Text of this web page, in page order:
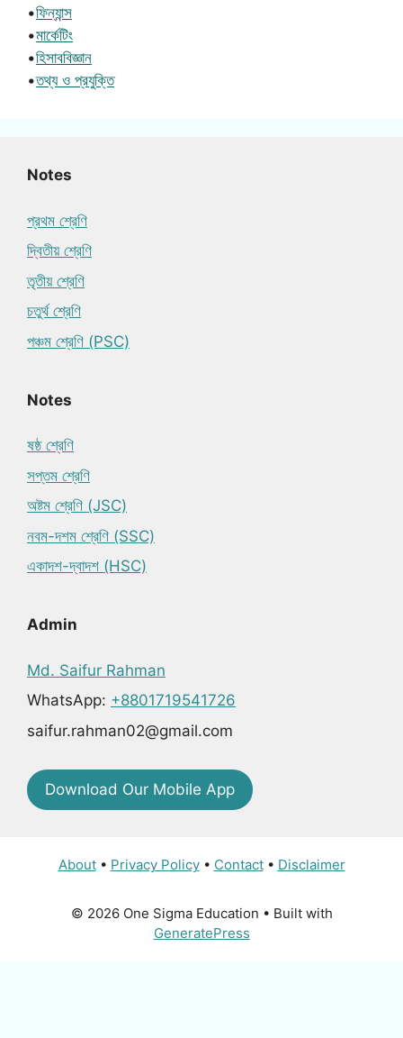
•ফিন্যান্স
•মার্কেটিং
•হিসাববিজ্ঞান
•তথ্য ও প্রযুক্তি
Notes
প্রথম শ্রেণি
দ্বিতীয় শ্রেণি
তৃতীয় শ্রেণি
চতুর্থ শ্রেণি
পঞ্চম শ্রেণি (PSC)
Notes
ষষ্ঠ শ্রেণি
সপ্তম শ্রেণি
অষ্টম শ্রেণি (JSC)
নবম-দশম শ্রেণি (SSC)
একাদশ-দ্বাদশ (HSC)
Admin
Md. Saifur Rahman
WhatsApp: +8801719541726
saifur.rahman02@gmail.com
Download Our Mobile App
About• Privacy Policy• Contact• Disclaimer
© 2026 One Sigma Education • Built with
GeneratePress